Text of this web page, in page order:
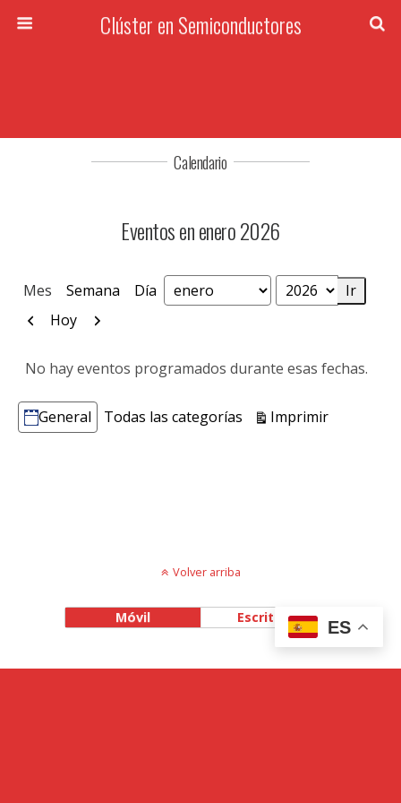
Clúster en Semiconductores
Calendario
Eventos en enero 2026
Mes Semana Día Mes
Año
Anterior
Hoy Siguiente
No hay eventos programados durante esas fechas.
Categorías
General Todas las categorías ImprimirVistas
Volver arriba
Móvil Escritorio
ES